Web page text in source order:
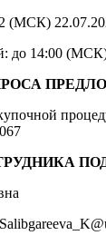
(МСК)
до 14:00 (МСК)